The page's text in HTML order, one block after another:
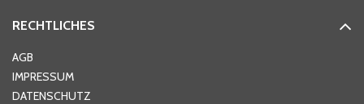
RECHTLICHES
AGB
IMPRESSUM
DATENSCHUTZ